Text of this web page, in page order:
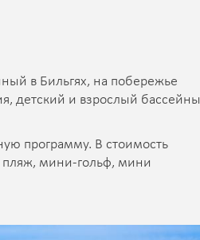
в Бильгях, на побережье
детский и взрослый
программу. В стоимость
пляж, мини-гольф, мини